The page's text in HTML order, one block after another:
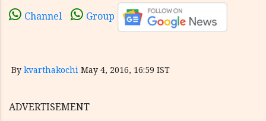
Channel Group
By kvarthakochi May 4, 2016, 16:59 IST
ADVERTISEMENT